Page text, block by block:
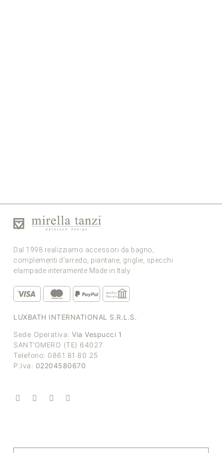
Dal 1998 realizziamo accessori da bagno,
complementi d’arredo, piantane, griglie, specchi
elampade interamente Made in Italy
LUXBATH INTERNATIONAL S.R.L.S.
Sede Operativa: Via Vespucci 1
SANT’OMERO (TE) 64027
Telefono: 0861 81 80 25
P.Iva: 02204580670